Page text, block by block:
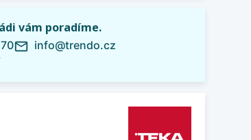
vám poradíme.
mail_outline info@trendo.cz